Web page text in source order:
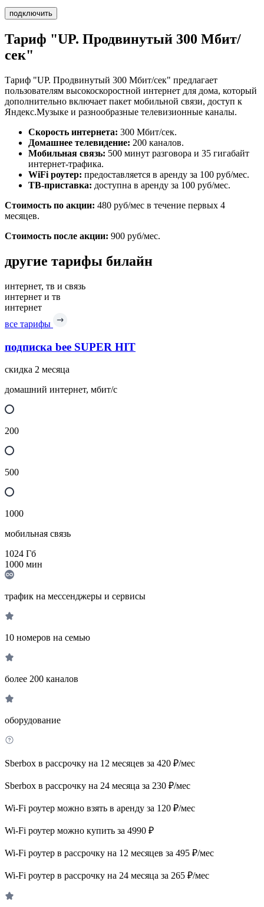
подключить
Тариф "UP. Продвинутый 300 Мбит/
сек"
Тариф "UP. Продвинутый 300 Мбит/сек" предлагает
пользователям высокоскоростной интернет для дома, который
дополнительно включает пакет мобильной связи, доступ к
Яндекс.Музыке и разнообразные телевизионные каналы.
Скорость интернета: 300 Мбит/сек.
Домашнее телевидение: 200 каналов.
Мобильная связь: 500 минут разговора и 35 гигабайт
интернет-трафика.
WiFi роутер: предоставляется в аренду за 100 руб/мес.
ТВ-приставка: доступна в аренду за 100 руб/мес.
Стоимость по акции: 480 руб/мес в течение первых 4
месяцев.
Стоимость после акции: 900 руб/мес.
другие тарифы билайн
интернет, тв и связь
интернет и тв
интернет
все тарифы
подписка bee SUPER HIT
скидка 2 месяца
домашний интернет, мбит/с
200
500
1000
мобильная связь
1024 Гб
1000 мин
трафик на мессенджеры и сервисы
10 номеров на семью
более 200 каналов
оборудование
Sberbox в рассрочку на 12 месяцев за 420 ₽/мес
Sberbox в рассрочку на 24 месяца за 230 ₽/мес
Wi-Fi роутер можно взять в аренду за 120 ₽/мес
Wi-Fi роутер можно купить за 4990 ₽
Wi-Fi роутер в рассрочку на 12 месяцев за 495 ₽/мес
Wi-Fi роутер в рассрочку на 24 месяца за 265 ₽/мес